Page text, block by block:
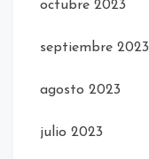
octubre 2023
septiembre 2023
agosto 2023
julio 2023